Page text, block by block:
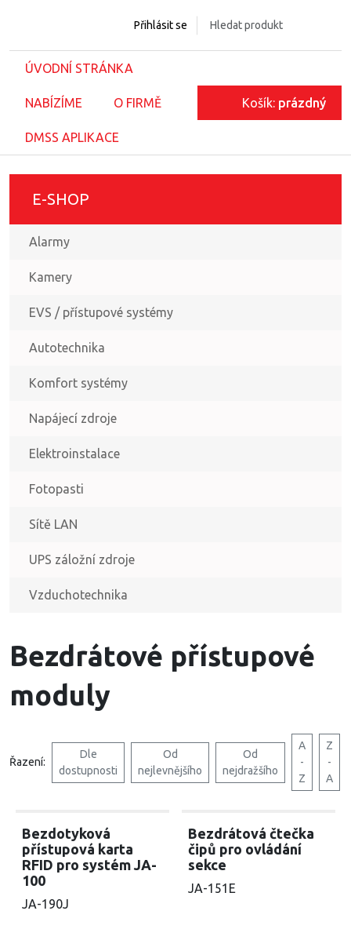
Přihlásit se
ÚVODNÍ STRÁNKA
NABÍZÍME O FIRMĚ
DMSS APLIKACE
Košík: prázdný
E-SHOP
Alarmy
Kamery
EVS / přístupové systémy
Autotechnika
Komfort systémy
Napájecí zdroje
Elektroinstalace
Fotopasti
Sítě LAN
UPS záložní zdroje
Vzduchotechnika
Bezdrátové přístupové
moduly
Řazení:
Dle
dostupnosti
Od
nejlevnějšího
Od
nejdražšího
A
-
Z
Z
-
A
Bezdotyková
přístupová karta
RFID pro systém JA-
100
JA-190J
Bezdrátová čtečka
čipů pro ovládání
sekce
JA-151E